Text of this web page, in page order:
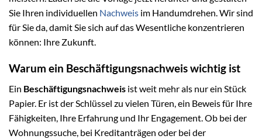
Sie Ihren individuellen Nachweis im Handumdrehen. Wir sind
für Sie da, damit Sie sich auf das Wesentliche konzentrieren
können: Ihre Zukunft.
Warum ein Beschäftigungsnachweis wichtig ist
Ein Beschäftigungsnachweis ist weit mehr als nur ein Stück
Papier. Er ist der Schlüssel zu vielen Türen, ein Beweis für Ihre
Fähigkeiten, Ihre Erfahrung und Ihr Engagement. Ob bei der
Wohnungssuche, bei Kreditanträgen oder bei der